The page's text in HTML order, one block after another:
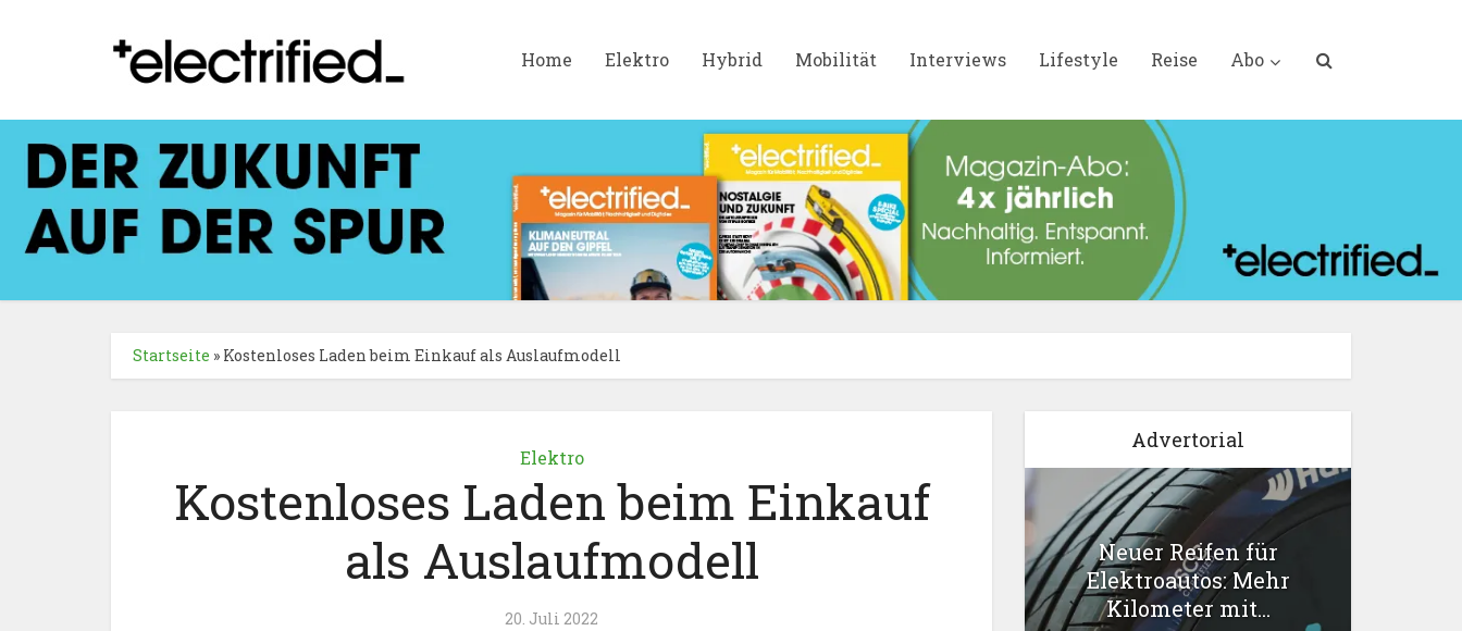
Home Elektro Hybrid Mobilität Interviews Lifestyle Reise Abo
Startseite » Kostenloses Laden beim Einkauf als Auslaufmodell
Elektro
Kostenloses Laden beim Einkauf
als Auslaufmodell
20. Juli 2022
Advertorial
Neuer Reifen für
Elektroautos: Mehr
Kilometer mit...